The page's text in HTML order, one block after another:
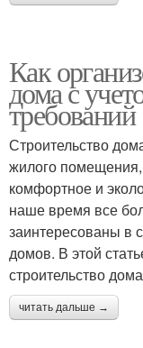
Как
дома с
требований
Строительство
жилого помещения,
комфортное и
наше время все
заинтересованы в
домов. В этой
строительство
читать дальше →